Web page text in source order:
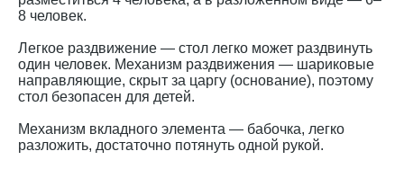
8 человек.
Легкое раздвижение — стол легко может раздвинуть
один человек. Механизм раздвижения — шариковые
направляющие, скрыт за царгу (основание), поэтому
стол безопасен для детей.
Механизм вкладного элемента — бабочка, легко
разложить, достаточно потянуть одной рукой.